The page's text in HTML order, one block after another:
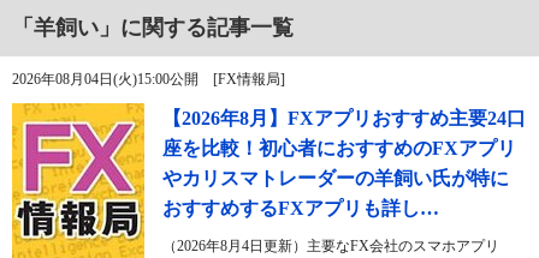
「羊飼い」に関する記事一覧
2026年08月04日(火)15:00公開 [FX情報局]
【2026年8月】FXアプリおすすめ主要24口
座を比較！初心者におすすめのFXアプリ
やカリスマトレーダーの羊飼い氏が特に
おすすめするFXアプリも詳し…
（2026年8月4日更新）主要なFX会社のスマホアプリ